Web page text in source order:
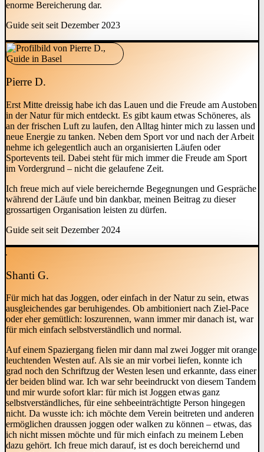
enorme Bereicherung dar.
Guide seit seit Dezember 2023
Pierre D.
Erst Mitte dreissig habe ich das Lauen und die Freude am Austoben
in der Natur für mich entdeckt. Es gibt kaum etwas Schöneres, als
an der frischen Luft zu laufen, den Alltag hinter mich zu lassen und
neue Energie zu tanken. Neben dem Sport vor und nach der Arbeit
nehme ich gelegentlich auch an organisierten Läufen oder
Sportevents teil. Dabei steht für mich immer die Freude am Sport
im Vordergrund – nicht die gelaufene Zeit.
Ich freue mich auf viele bereichernde Begegnungen und Gespräche
während der Läufe und bin dankbar, meinen Beitrag zu dieser
grossartigen Organisation leisten zu dürfen.
Guide seit seit Dezember 2024
Shanti G.
Für mich hat das Joggen, oder einfach in der Natur zu sein, etwas
ausgleichendes gar beruhigendes. Ob ambitioniert nach Ziel-Pace
oder eher gemütlich: loszurennen, wann immer mir danach ist, war
für mich einfach selbstverständlich und normal.
Auf einem Spaziergang fielen mir dann mal zwei Jogger mit orange
leuchtenden Westen auf. Als sie an mir vorbei liefen, konnte ich
grad noch den Schriftzug der Westen lesen und erkannte, dass einer
der beiden blind war. Ich war sehr beeindruckt von diesem Tandem
und mir wurde sofort klar: für mich ist Joggen etwas ganz
selbstverständliches, für eine sehbeeinträchtigte Person hingegen
nicht. Da wusste ich: ich möchte dem Verein beitreten und anderen
ermöglichen draussen joggen oder walken zu können – etwas, das
ich nicht missen möchte und für mich einfach zu meinem Leben
dazu gehört. Ich freue mich darauf, ist es doch bereichernd und